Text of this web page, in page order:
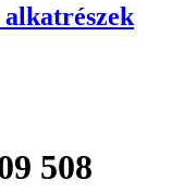
508